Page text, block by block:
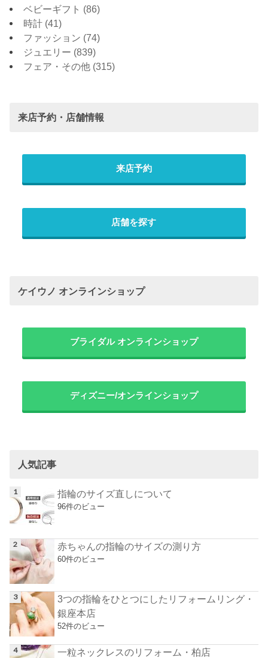
ベビーギフト (86)
時計 (41)
ファッション (74)
ジュエリー (839)
フェア・その他 (315)
来店予約・店舗情報
来店予約
店舗を探す
ケイウノ オンラインショップ
ブライダル オンラインショップ
ディズニー/オンラインショップ
人気記事
指輪のサイズ直しについて
96件のビュー
赤ちゃんの指輪のサイズの測り方
60件のビュー
3つの指輪をひとつにしたリフォームリング・
銀座本店
52件のビュー
一粒ネックレスのリフォーム・柏店